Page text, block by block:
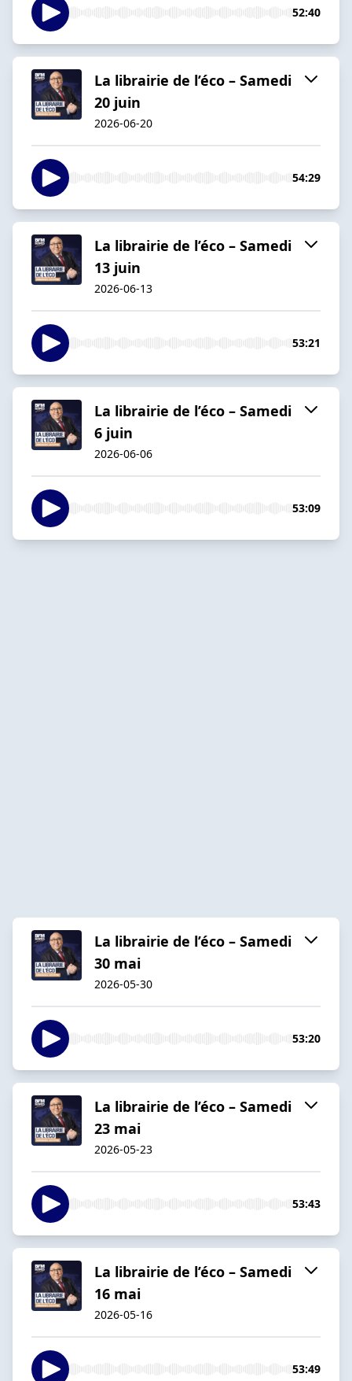
52:40
La librairie de l’éco – Samedi
20 juin
2026-06-20
54:29
La librairie de l’éco – Samedi
13 juin
2026-06-13
53:21
La librairie de l’éco – Samedi
6 juin
2026-06-06
53:09
La librairie de l’éco – Samedi
30 mai
2026-05-30
53:20
La librairie de l’éco – Samedi
23 mai
2026-05-23
53:43
La librairie de l’éco – Samedi
16 mai
2026-05-16
53:49